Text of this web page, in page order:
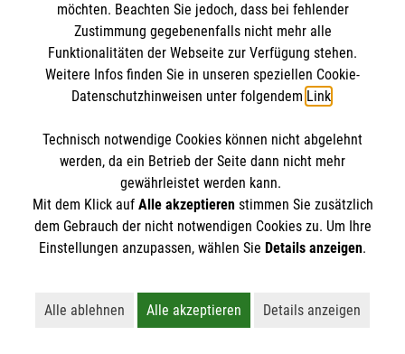
bietet Kindern und Jugendlichen, neben gemütlichen
Gesellschafts- und Kartenspielen, sowie Billard und
Tischkicker, ein breites Angebot an
Freizeitaktivitäten.
Aktuelle Angebote
Kreativangebot
Café-AG
Koch-AG
Boxen
flexibler Ballsport (Basketball, Fußball,
Tischtennis)
Katastrophenschutz in Hamburg
möchten. Beachten Sie jedoch, dass bei fehlender
Zustimmung gegebenenfalls nicht mehr alle
Funktionalitäten der Webseite zur Verfügung stehen.
Weitere Infos finden Sie in unseren speziellen Cookie-
Datenschutzhinweisen unter folgendem Link.
Technisch notwendige Cookies können nicht abgelehnt
werden, da ein Betrieb der Seite dann nicht mehr
gewährleistet werden kann.
Mit dem Klick auf Alle akzeptierenstimmen Sie zusätzlich
dem Gebrauch der nicht notwendigen Cookies zu. Um Ihre
Einstellungen anzupassen, wählen Sie Details anzeigen.
Alle ablehnen
Lehnt alle nicht-essentiellen Cookies ab
Alle akzeptieren
Akzeptiert alle Cookies
Details anzeigen